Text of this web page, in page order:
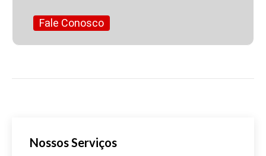
Fale Conosco
Nossos Serviços